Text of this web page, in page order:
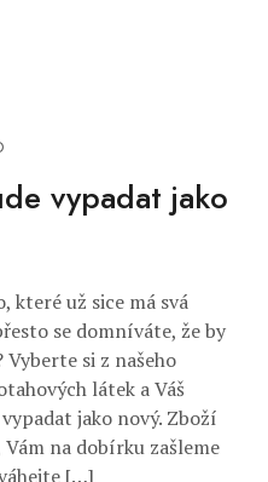
vypadat jako
které už sice má svá
se domníváte, že by
si z našeho
látek a Váš
jako nový. Zboží
na dobírku zašleme
[…]